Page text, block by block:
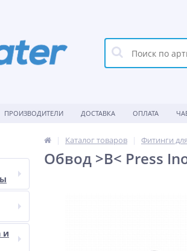
ПРОИЗВОДИТЕЛИ ДОСТАВКА ОПЛАТА
и
Каталог товаров Фитинги
Обвод >B< Press